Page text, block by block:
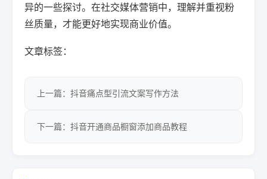
异的一些探讨。在社交媒体营销中，理解并重视粉
丝质量，才能更好地实现商业价值。
文章标签：
上一篇：抖音痛点型引流文案写作方法
下一篇：抖音开通商品橱窗添加商品教程